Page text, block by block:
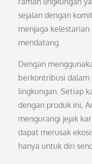
sejalan dengan
menjaga
mendatang.
Dengan
berkontribusi dalam
lingkungan. Setiap
dengan produk ini,
mengurangi jejak
dapat merusak
hanya untuk diri